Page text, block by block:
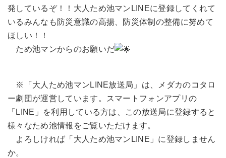
発しているぞ！！大人ため池マンLINEに登録してくれて
いるみんなも防災意識の高揚、防災体制の整備に努めて
ほしい！！
ため池マンからのお願いだ
※「大人ため池マンLINE放送局」は、メダカのコタロ
ー劇団が運営しています。スマートフォンアプリの
「LINE」を利用している方は、この放送局に登録すると
様々なため池情報をご覧いただけます。
よろしければ「大人ため池マンLINE」に登録しません
か。